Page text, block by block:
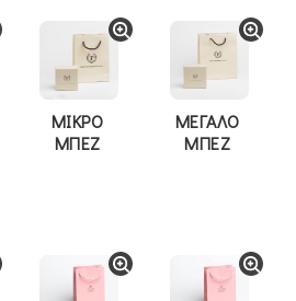
ΜΙΚΡΟ
ΜΠΕΖ
ΜΕΓΑΛΟ
ΜΠΕΖ